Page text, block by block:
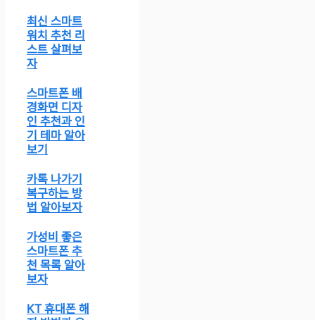
최신 스마트
워치 추천 리
스트 살펴보
자
스마트폰 배
경화면 디자
인 추천과 인
기 테마 알아
보기
카톡 나가기
복구하는 방
법 알아보자
가성비 좋은
스마트폰 추
천 목록 알아
보자
KT 휴대폰 해